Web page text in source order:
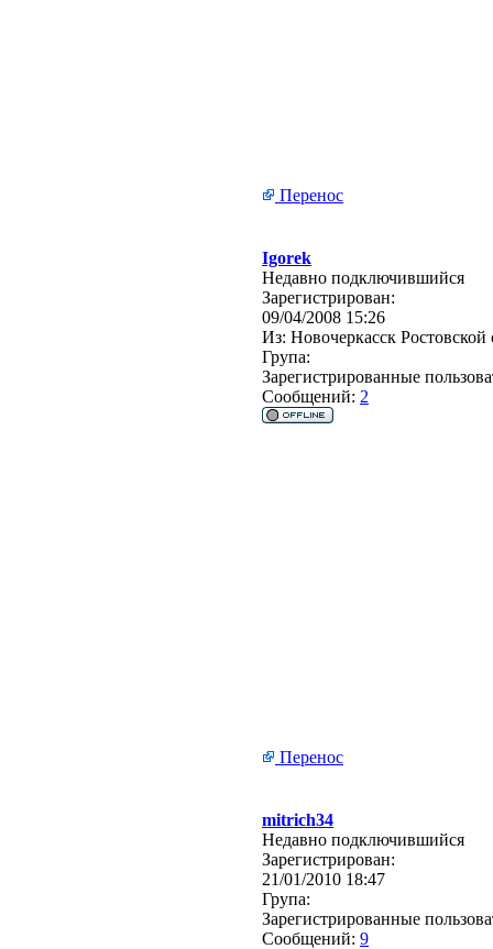
Перенос
Igorek
Недавно подключившийся
Зарегистрирован:
09/04/2008 15:26
Из: Новочеркасск Ростовской
Група:
Зарегистрированные
Сообщений: 2
Перенос
mitrich34
Недавно подключившийся
Зарегистрирован:
21/01/2010 18:47
Група:
Зарегистрированные
Сообщений: 9